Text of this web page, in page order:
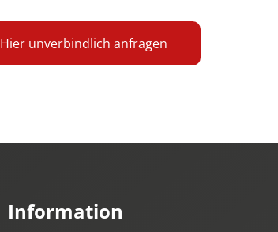
Hier unverbindlich anfragen
Information